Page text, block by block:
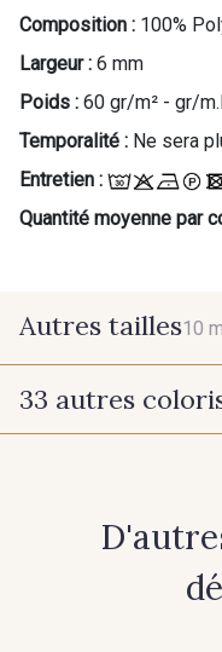
Composition : 100%
Largeur : 6 mm
Poids :
60 gr/m² - gr/
Temporalité : Ne sera
Entretien :
Quantité moyenne par
Autres tailles10
10 mm
33 autres